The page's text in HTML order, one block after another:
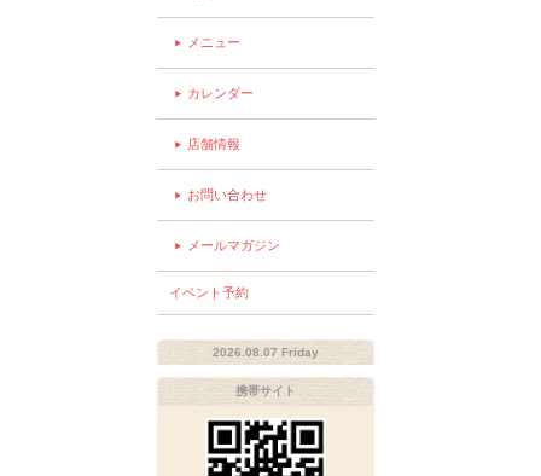
メニュー
カレンダー
店舗情報
お問い合わせ
メールマガジン
イベント予約
2026.08.07 Friday
携帯サイト